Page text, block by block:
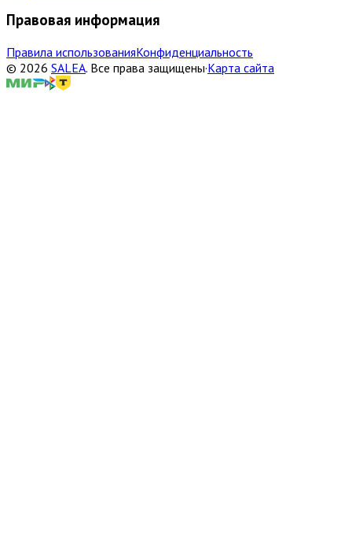
Правовая информация
Правила использованияКонфиденциальность
© 2026 SALEA. Все права защищены·Карта сайта